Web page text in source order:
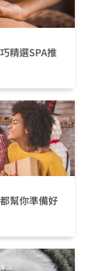
精選SPA推
幫你準備好